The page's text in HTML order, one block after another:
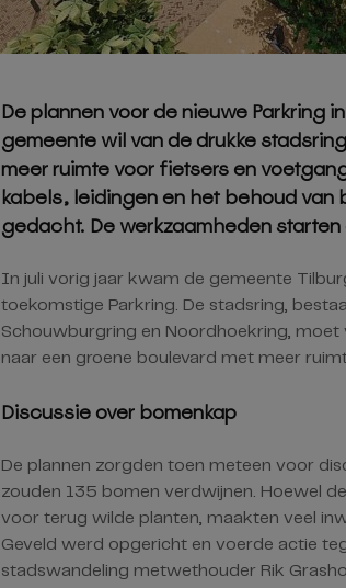
De plannen voor de nieuwe Parkring
gemeente wil van de drukke
meer ruimte voor fietsers en
kabels, leidingen en het behoud van
gedacht. De werkzaamheden
In juli vorig jaar kwam de gemeente
toekomstige Parkring. De stadsring,
Schouwburgring en Noordhoekring, moet
naar een groene boulevard met meer
Discussie over bomenkap
De plannen zorgden toen meteen voor
zouden 135 bomen verdwijnen. Hoewel
voor terug wilde planten, maakten veel
Geveld werd opgericht en voerde actie
stadswandeling metwethouder Rik